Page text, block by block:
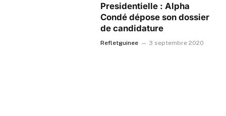
Presidentielle : Alpha
Condé dépose son dossier
de candidature
Refletguinee 3 septembre 2020